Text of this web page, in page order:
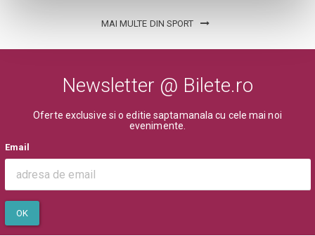
MAI MULTE DIN SPORT
Newsletter @ Bilete.ro
Oferte exclusive si o editie saptamanala cu cele mai noi
evenimente.
Email
OK